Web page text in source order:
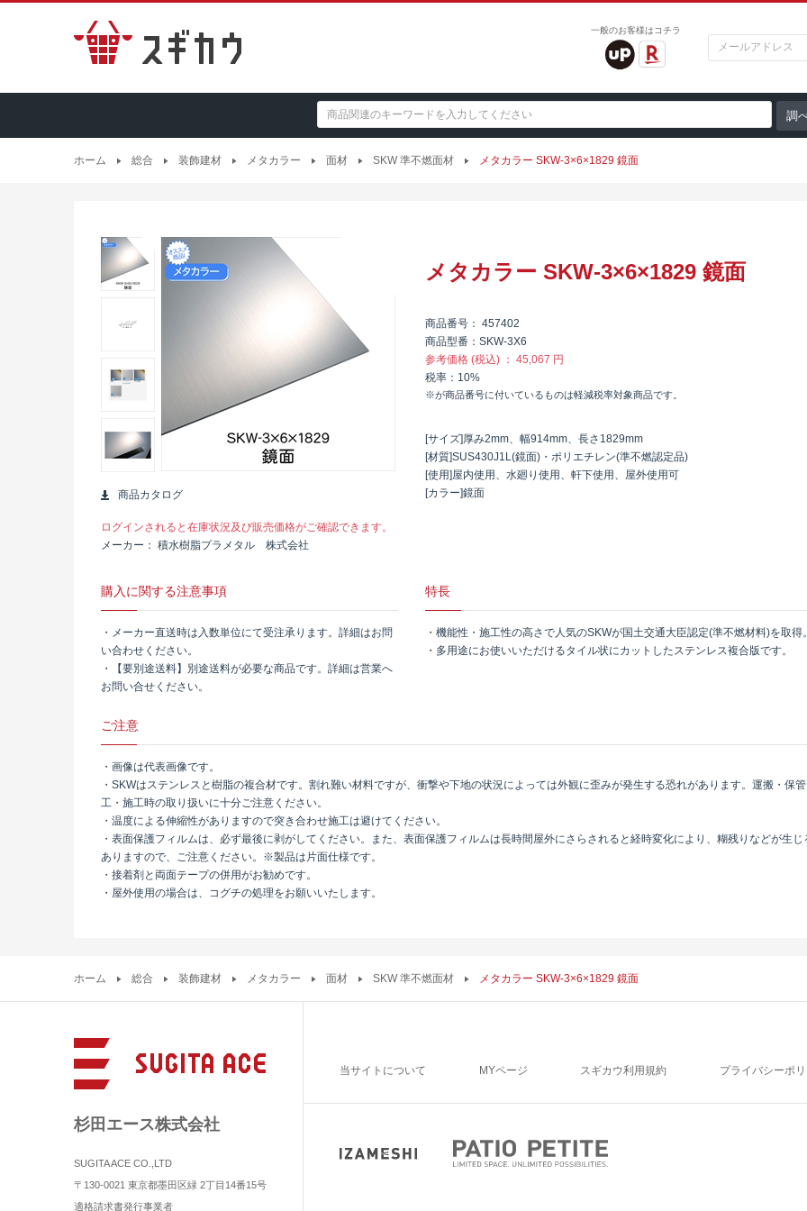
一般のお客様はコチラ
ホーム 総合 装飾建材 メタカラー 面材 SKW 準不燃面材 メタカラー SKW-3×6×1829 鏡面
商品カタログ
ログインされると在庫状況及び販売価格がご確認できます。
メーカー
積水樹脂プラメタル 株式会社
メタカラー SKW-3×6×1829 鏡面
商品番号
457402
商品型番
SKW-3X6
参考価格 (税込)
45,067 円
税率
10%
※が商品番号に付いているものは軽減税率対象商品です。
[サイズ]厚み2mm、幅914mm、長さ1829mm
[材質]SUS430J1L(鏡面)・ポリエチレン(準不燃認定品)
[使用]屋内使用、水廻り使用、軒下使用、屋外使用可
[カラー]鏡面
購入に関する注意事項
・メーカー直送時は入数単位にて受注承ります。詳細はお問
い合わせください。
・【要別途送料】別途送料が必要な商品です。詳細は営業へ
お問い合せください。
特長
・機能性・施工性の高さで人気のSKWが国土交通大臣認定(準不燃材料)を取得。
・多用途にお使いいただけるタイル状にカットしたステンレス複合版です。
ご注意
・画像は代表画像です。
・SKWはステンレスと樹脂の複合材です。割れ難い材料ですが、衝撃や下地の状況によっては外観に歪みが発生する恐れがあります。運搬・保
工・施工時の取り扱いに十分ご注意ください。
・温度による伸縮性がありますので突き合わせ施工は避けてください。
・表面保護フィルムは、必ず最後に剥がしてください。また、表面保護フィルムは長時間屋外にさらされると経時変化により、糊残りなどが生じ
ありますので、ご注意ください。※製品は片面仕様です。
・接着剤と両面テープの併用がお勧めです。
・屋外使用の場合は、コグチの処理をお願いいたします。
ホーム 総合 装飾建材 メタカラー 面材 SKW 準不燃面材 メタカラー SKW-3×6×1829 鏡面
杉田エース株式会社
SUGITA ACE CO.,LTD
〒130-0021 東京都墨田区緑 2丁目14番15号
適格請求書発行事業者
当サイトについて MYページ スギカウ利用規約 プライバシーポ